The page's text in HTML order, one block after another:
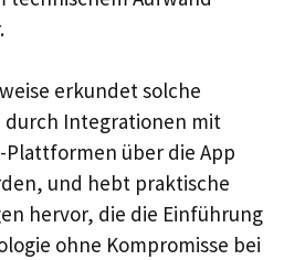
erkundet solche
durch Integrationen mit
Plattformen über die App
und hebt praktische
hervor, die die Einführung
ohne Kompromisse bei